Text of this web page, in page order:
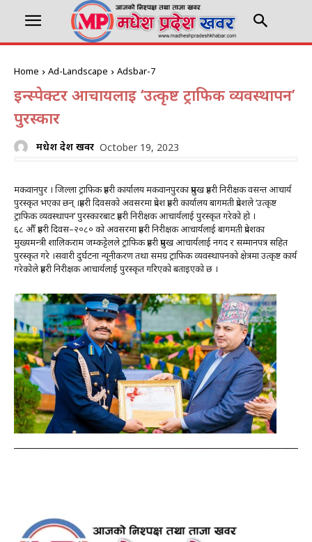
Home Ad-Landscape Adsbar-7
इन्स्पेक्टर आचार्यलाई ‘उत्कृष्ट ट्राफिक व्यवस्थापन’
पुरस्कार
मधेश प्रदेश खवर October 19, 2023
मकवानपुर । जिल्ला ट्राफिक प्रहरी कार्यालय मकवानपुरका प्रमुख प्रहरी निरीक्षक वसन्त आचार्य
पुरस्कृत भएका छन् ।प्रहरी दिवसको अवसरमा प्रदेश प्रहरी कार्यालय बागमती प्रदेशले ‘उत्कृष्ट
ट्राफिक व्यवस्थापन’ पुरस्कारबाट प्रहरी निरीक्षक आचार्यलाई पुरस्कृत गरेको हो ।
६८ औँ प्रहरी दिवस–२०८० को अवसरमा प्रहरी निरीक्षक आचार्यलाई बागमती प्रदेशका
मुख्यमन्त्री शालिकराम जम्कट्टेलले ट्राफिक प्रहरी प्रमुख आचार्यलाई नगद र सम्मानपत्र सहित
पुरस्कृत गरे ।सवारी दुर्घटना न्यूनीकरण तथा समग्र ट्राफिक व्यवस्थापनको क्षेत्रमा उत्कृष्ट कार्य
गरेकोले प्रहरी निरीक्षक आचार्यलाई पुरस्कृत गरिएको बताइएको छ ।